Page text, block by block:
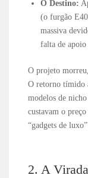
O Destino:
(o furgão
massiva
falta de apoio
O projeto
O retorno tímido
modelos de
custavam o
“gadgets de
2. A